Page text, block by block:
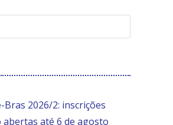
Bras 2026/2: inscrições
abertas até 6 de agosto